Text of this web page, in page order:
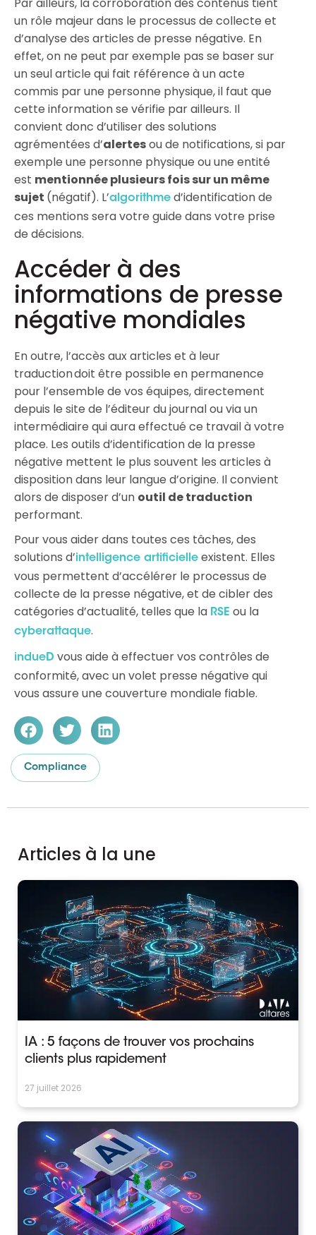
un rôle majeur dans le processus de collecte et
d’analyse des articles de presse négative. En
effet, on ne peut par exemple pas se baser sur
un seul article qui fait référence à un acte
commis par une personne physique, il faut que
cette information se vérifie par ailleurs. Il
convient donc d’utiliser des solutions
agrémentées d’alertesou de notifications, si par
exemple une personne physique ou une entité
est mentionnée plusieurs fois sur un même
sujet (négatif). L’algorithme d’identification de
ces mentions sera votre guide dans votre prise
de décisions.
Accéder à des
informations de presse
négative mondiales
En outre, l’accès aux articles et à leur
traduction doit être possible en permanence
pour l’ensemble de vos équipes, directement
depuis le site de l’éditeur du journal ou via un
intermédiaire qui aura effectué ce travail à votre
place. Les outils d’identification de la presse
négative mettent le plus souvent les articles à
disposition dans leur langue d’origine. Il convient
alors de disposer d’un outil de traduction
performant.
Pour vous aider dans toutes ces tâches, des
solutions d’intelligence artificielle existent. Elles
vous permettent d’accélérer le processus de
collecte de la presse négative, et de cibler des
catégories d’actualité, telles que la RSE ou la
cyberattaque.
indueD vous aide à effectuer vos contrôles de
conformité, avec un volet presse négative qui
vous assure une couverture mondiale fiable.
Compliance
Articles à la une
IA : 5 façons de trouver vos prochains
clients plus rapidement
27 juillet 2026